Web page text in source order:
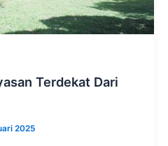
Terdekat Dari
2025